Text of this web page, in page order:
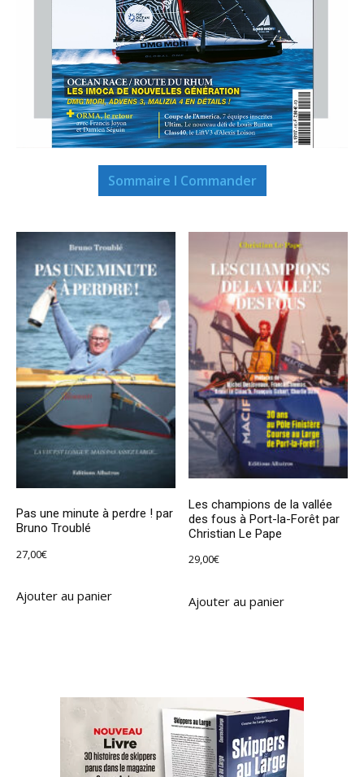
Sommaire I Commander
Pas une minute à perdre ! par
Bruno Troublé
27,00€
Ajouter au panier
Les champions de la vallée
des fous à Port-la-Forêt par
Christian Le Pape
29,00€
Ajouter au panier